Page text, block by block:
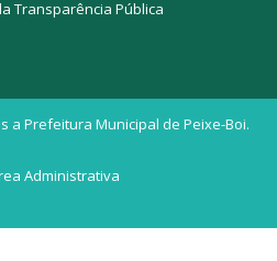
Transparência Pública
a Prefeitura Municipal de Peixe-Boi.
Administrativa